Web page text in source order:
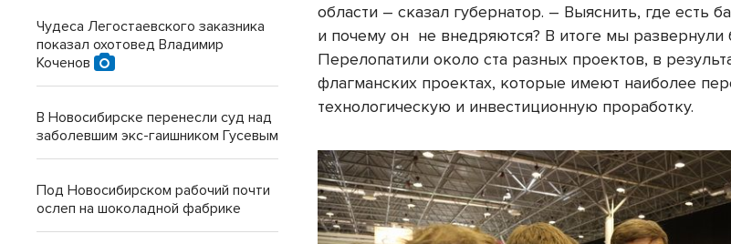
области – сказал губернатор. – Выяснить, где есть
и почему он не внедряются? В итоге мы развернули
Перелопатили около ста разных проектов, в
флагманских проектах, которые имеют наиболее
технологическую и инвестиционную проработку.
Чудеса Легостаевского заказника
показал охотовед Владимир
Коченов
В Новосибирске перенесли суд над
заболевшим экс-гаишником Гусевым
Под Новосибирском рабочий почти
ослеп на шоколадной фабрике